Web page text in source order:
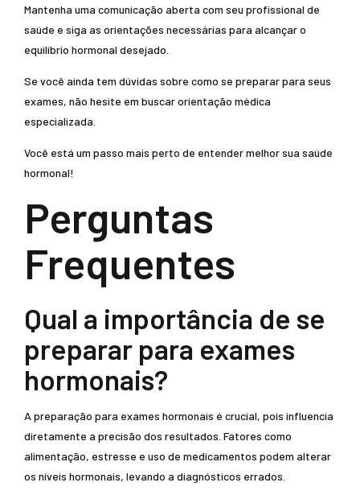
Mantenha uma comunicação aberta com seu profissional de
saúde e siga as orientações necessárias para alcançar o
equilíbrio hormonal desejado.
Se você ainda tem dúvidas sobre como se preparar para seus
exames, não hesite em buscar orientação médica
especializada.
Você está um passo mais perto de entender melhor sua saúde
hormonal!
Perguntas
Frequentes
Qual a importância de se
preparar para exames
hormonais?
A preparação para exames hormonais é crucial, pois influencia
diretamente a precisão dos resultados. Fatores como
alimentação, estresse e uso de medicamentos podem alterar
os níveis hormonais, levando a diagnósticos errados.